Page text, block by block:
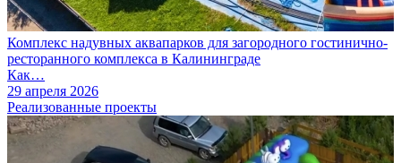
Комплекс надувных аквапарков для загородного гостинично-
ресторанного комплекса в Калининграде
Как…
29 апреля 2026
Реализованные проекты